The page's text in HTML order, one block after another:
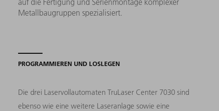
Metallbaugruppen spezialisiert.
PROGRAMMIEREN UND LOSLEGEN
Die drei Laservollautomaten TruLaser Center 7030 sind
ebenso wie eine weitere Laseranlage sowie eine